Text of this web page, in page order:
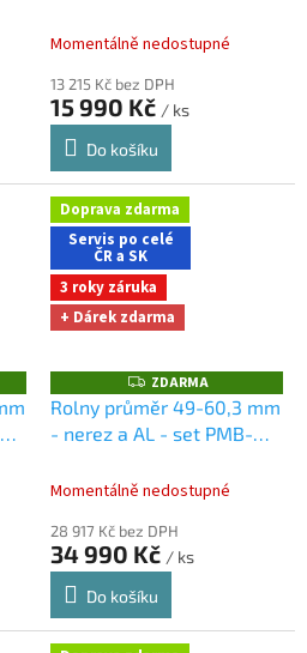
při nákupu na e-shopu
Momentálně nedostupné
13 215 Kč bez DPH
15 990 Kč / ks
Do košíku
Doprava zdarma
Servis po celé
ČR a SK
3 roky záruka
+ Dárek zdarma
Z
D
A
R
ZDARMA
Rolny průměr 49-60,3 mm
- nerez a AL - set PMB-
zdarma při nákupu na e-
Momentálně nedostupné
28 917 Kč bez DPH
34 990 Kč / ks
Do košíku